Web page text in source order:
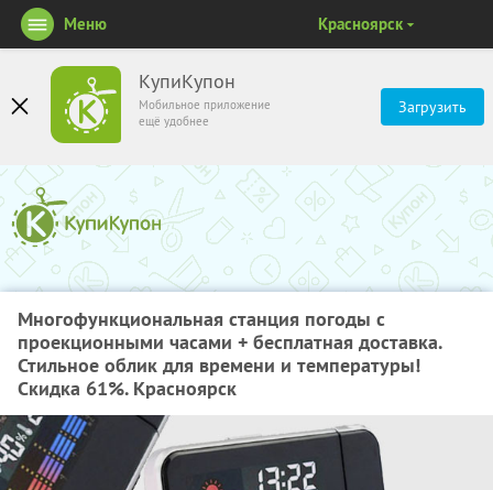
КупиКупон
Мобильное приложение
ещё удобнее
Загрузить
Меню Красноярск
Многофункциональная станция погоды с
проекционными часами + бесплатная доставка.
Стильное облик для времени и температуры!
Скидка 61%. Красноярск